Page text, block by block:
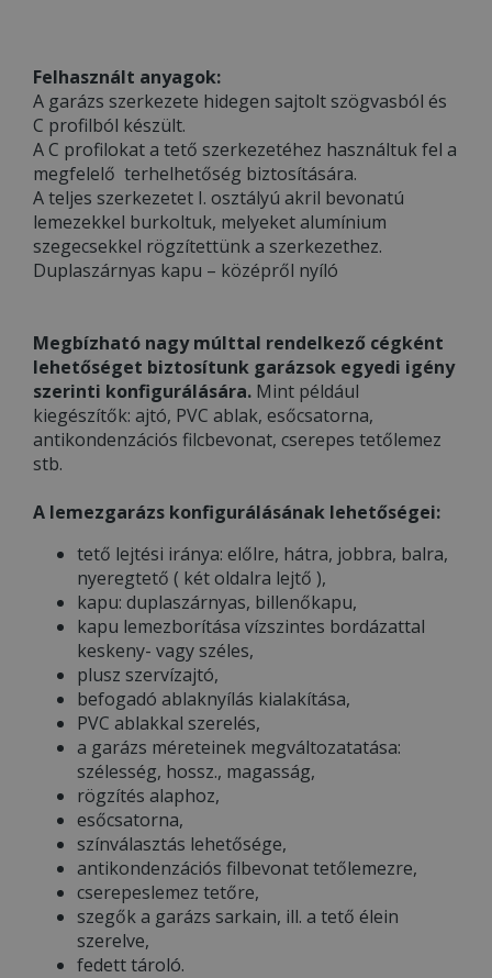
Felhasznált anyagok:
A garázs szerkezete hidegen sajtolt szögvasból és
C profilból készült.
A C profilokat a tető szerkezetéhez használtuk fel a
megfelelő terhelhetőség biztosítására.
A teljes szerkezetet I. osztályú akril bevonatú
lemezekkel burkoltuk, melyeket alumínium
szegecsekkel rögzítettünk a szerkezethez.
Duplaszárnyas kapu – középről nyíló
Megbízható nagy múlttal rendelkező cégként
lehetőséget biztosítunk garázsok egyedi igény
szerinti konfigurálására. Mint például
kiegészítők: ajtó, PVC ablak, esőcsatorna,
antikondenzációs filcbevonat, cserepes tetőlemez
stb.
A lemezgarázs konfigurálásának lehetőségei:
tető lejtési iránya: előlre, hátra, jobbra, balra,
nyeregtető ( két oldalra lejtő ),
kapu: duplaszárnyas, billenőkapu,
kapu lemezborítása vízszintes bordázattal
keskeny- vagy széles,
plusz szervízajtó,
befogadó ablaknyílás kialakítása,
PVC ablakkal szerelés,
a garázs méreteinek megváltozatatása:
szélesség, hossz., magasság,
rögzítés alaphoz,
esőcsatorna,
színválasztás lehetősége,
antikondenzációs filbevonat tetőlemezre,
cserepeslemez tetőre,
szegők a garázs sarkain, ill. a tető élein
szerelve,
fedett tároló.